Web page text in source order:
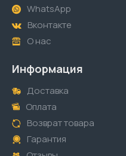
WhatsApp
Вконтакте
О нас
Информация
Доставка
Оплата
Возврат товара
Гарантия